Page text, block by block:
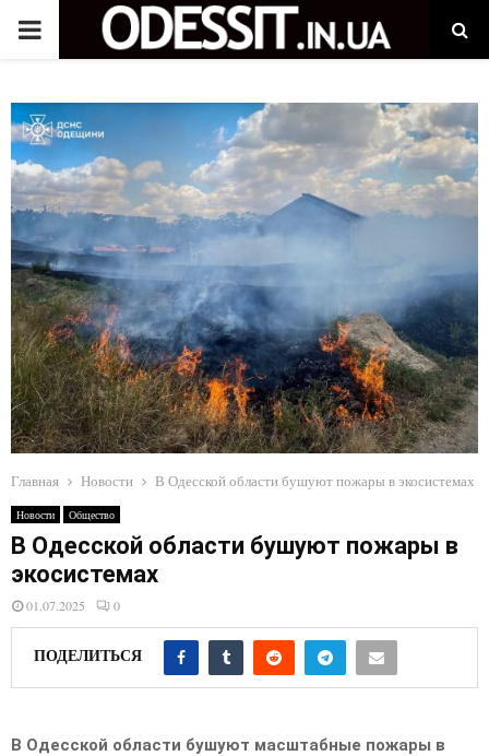
P
I
M
A
R
Y
M
E
N
U
Главная Новости В Одесской области бушуют пожары в экосистемах
Новости Общество
В Одесской области бушуют пожары в
экосистемах
01.07.2025 0
ПОДЕЛИТЬСЯ
В Одесской области бушуют масштабные пожары в